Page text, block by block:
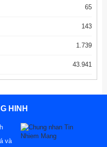
65
143
1.739
43.941
HINH
và